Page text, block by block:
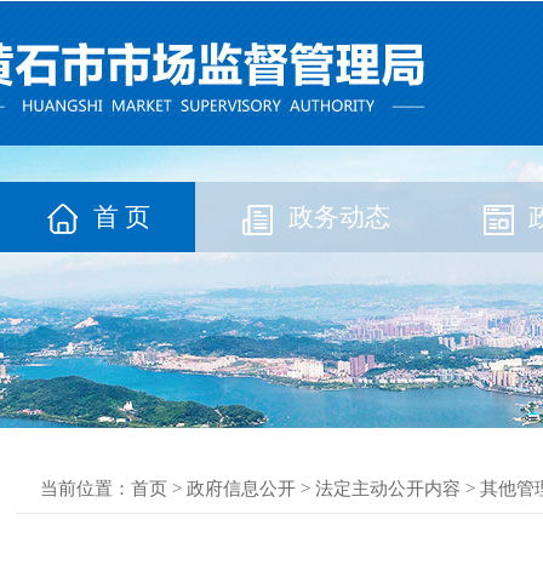
首 页 政务动态
当前位置： 首页 > 政府信息公开 > 法定主动公开内容 > 其他管